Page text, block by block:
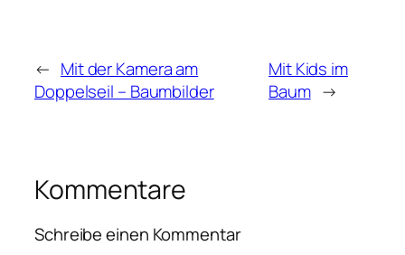
← Mit der Kamera am
Doppelseil – Baumbilder
Mit Kids im
Baum →
Kommentare
Schreibe einen Kommentar